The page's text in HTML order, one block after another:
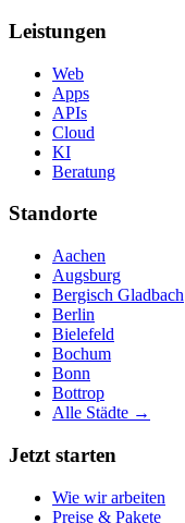
Leistungen
Web
Apps
APIs
Cloud
KI
Beratung
Standorte
Aachen
Augsburg
Bergisch Gladbach
Berlin
Bielefeld
Bochum
Bonn
Bottrop
Alle Städte →
Jetzt starten
Wie wir arbeiten
Preise & Pakete